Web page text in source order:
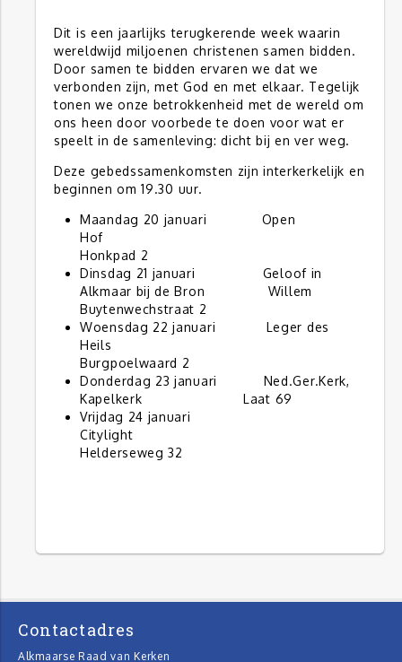
Dit is een jaarlijks terugkerende week waarin
wereldwijd miljoenen christenen samen bidden.
Door samen te bidden ervaren we dat we
verbonden zijn, met God en met elkaar. Tegelijk
tonen we onze betrokkenheid met de wereld om
ons heen door voorbede te doen voor wat er
speelt in de samenleving: dicht bij en ver weg.
Deze gebedssamenkomsten zijn interkerkelijk en
beginnen om 19.30 uur.
Maandag 20 januari Open
Hof
Honkpad 2
Dinsdag 21 januari Geloof in
Alkmaar bij de Bron Willem
Buytenwechstraat 2
Woensdag 22 januari Leger des
Heils
Burgpoelwaard 2
Donderdag 23 januari Ned.Ger.Kerk,
Kapelkerk Laat 69
Vrijdag 24 januari
Citylight
Helderseweg 32
Contactadres
Alkmaarse Raad van Kerken